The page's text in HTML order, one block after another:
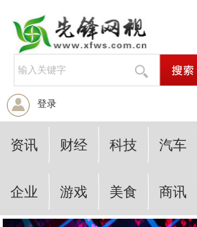
登录
资讯 财经 科技 汽车
企业 游戏 美食 商讯